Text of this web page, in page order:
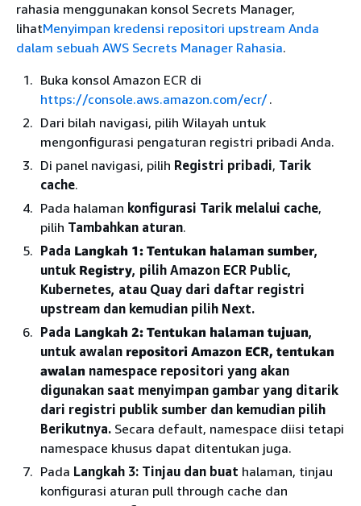
rahasia menggunakan konsol Secrets Manager,
lihatMenyimpan kredensi repositori upstream Anda
dalam sebuah AWS Secrets Manager Rahasia.
Buka konsol Amazon ECR di
https://console.aws.amazon.com/ecr/.
Dari bilah navigasi, pilih Wilayah untuk
mengonfigurasi pengaturan registri pribadi Anda.
Di panel navigasi, pilih Registri pribadi, Tarik
cache.
Pada halaman konfigurasi Tarik melalui cache,
pilih Tambahkan aturan.
Pada Langkah 1: Tentukan halaman sumber,
untuk Registry, pilih Amazon ECR Public,
Kubernetes, atau Quay dari daftar registri
upstream dan kemudian pilih Next.
Pada Langkah 2: Tentukan halaman tujuan,
untuk awalan repositori Amazon ECR, tentukan
awalan namespace repositori yang akan
digunakan saat menyimpan gambar yang ditarik
dari registri publik sumber dan kemudian pilih
Berikutnya. Secara default, namespace diisi tetapi
namespace khusus dapat ditentukan juga.
Pada Langkah 3: Tinjau dan buat halaman, tinjau
konfigurasi aturan pull through cache dan